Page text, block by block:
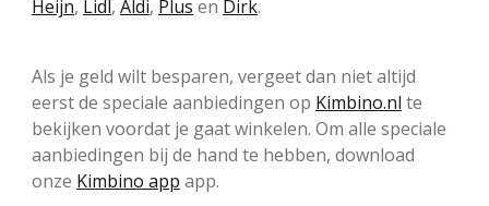
Heijn, Lidl, Aldi, Plus en Dirk.
Als je geld wilt besparen, vergeet dan niet altijd
eerst de speciale aanbiedingen op Kimbino.nl te
bekijken voordat je gaat winkelen. Om alle speciale
aanbiedingen bij de hand te hebben, download
onze Kimbino app app.